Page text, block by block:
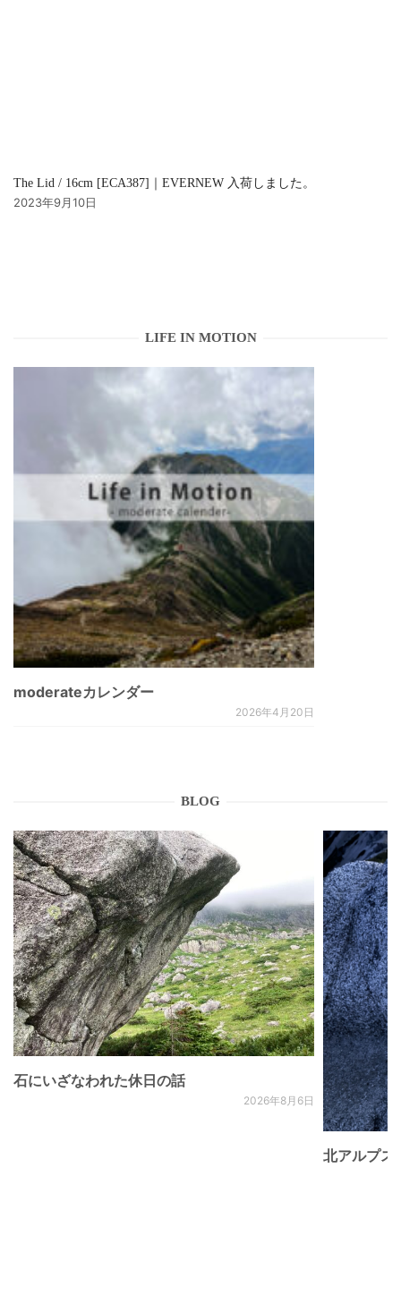
The Lid / 16cm [ECA387]｜EVERNEW 入荷しました。
2023年9月10日
LIFE IN MOTION
moderateカレンダー
2026年4月20日
BLOG
石にいざなわれた休日の話
2026年8月6日
北アルプ